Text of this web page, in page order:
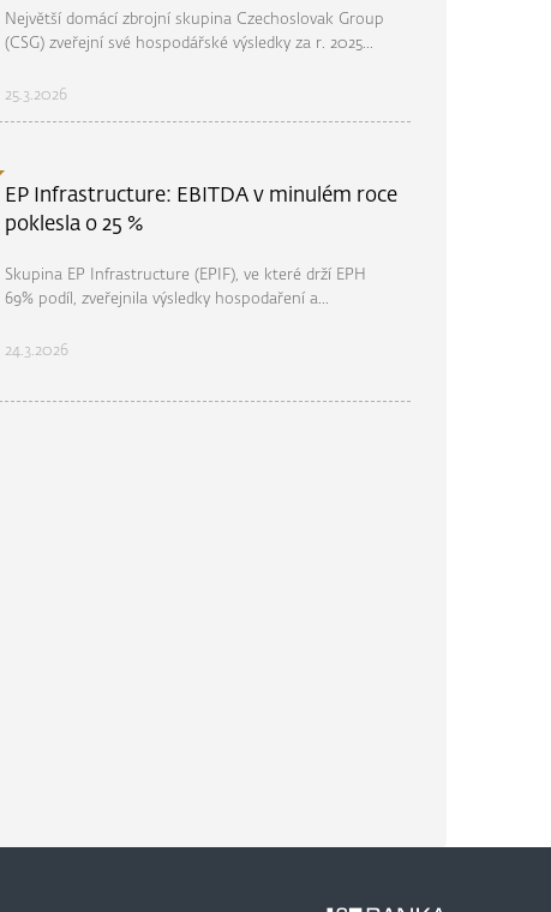
Největší domácí zbrojní skupina Czechoslovak Group
(CSG) zveřejní své hospodářské výsledky za r. 2025...
25.3.2026
EP Infrastructure: EBITDA v minulém roce
poklesla o 25 %
Skupina EP Infrastructure (EPIF), ve které drží EPH
69% podíl, zveřejnila výsledky hospodaření a...
24.3.2026